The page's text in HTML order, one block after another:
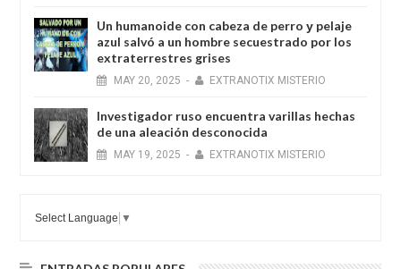
Un humanoide con cabeza de perro у pelaje
azul salvó a un hombre secuestrado por los
extraterrestres grises
MAY 20, 2025 - EXTRANOTIX MISTERIO
Investigador ruso encuentra varillas hechas
de una aleación desconocida
MAY 19, 2025 - EXTRANOTIX MISTERIO
Select Language ▼